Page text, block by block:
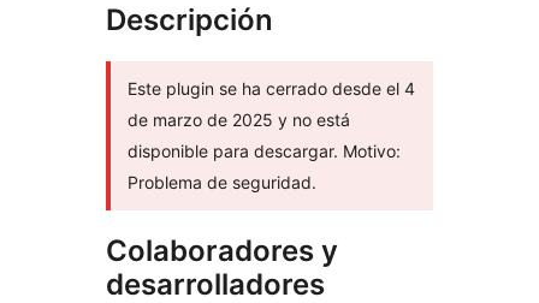
Descripción
Este plugin se ha cerrado desde el 4
de marzo de 2025 y no está
disponible para descargar. Motivo:
Problema de seguridad.
Colaboradores y
desarrolladores